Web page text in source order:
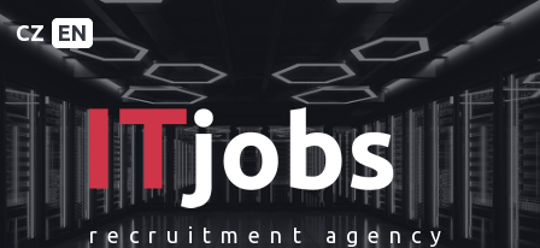
CZ EN
recruitment agency